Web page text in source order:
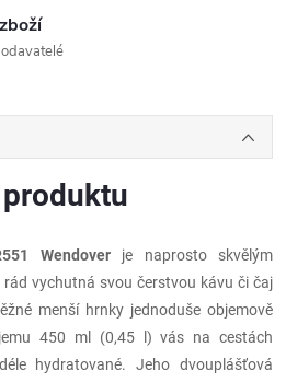
Wendoverje naprosto skvělým
rád vychutná svou čerstvou kávu či čaj
menší hrnky jednoduše objemově
450 ml (0,45 l) vás na cestách
hydratované. Jeho dvouplášťová